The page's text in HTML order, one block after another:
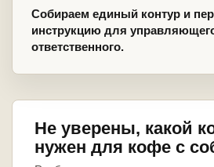
Собираем единый контур и
инструкцию для
ответственного.
Не уверены, какой
нужен для кофе с